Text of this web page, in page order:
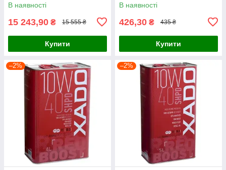
В наявності
15 243,90 ₴ 15 555 ₴
Купити
В наявності
426,30 ₴ 435 ₴
Купити
–2% –2%